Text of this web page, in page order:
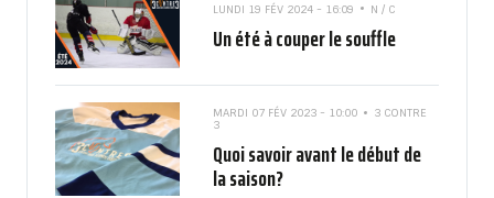
LUNDI 19 FÉV 2024 - 16:09 N / C
Un été à couper le souffle
MARDI 07 FÉV 2023 - 10:00
3 CONTRE
3
Quoi savoir avant le début de
la saison?